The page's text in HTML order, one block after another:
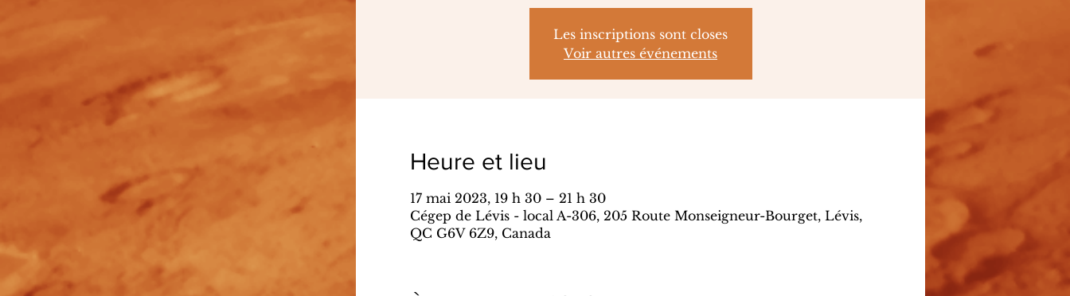
Les inscriptions sont closes
Voir autres événements
Heure et lieu
17 mai 2023, 19 h 30 – 21 h 30
Cégep de Lévis - local A-306, 205 Route Monseigneur-Bourget, Lévis,
QC G6V 6Z9, Canada